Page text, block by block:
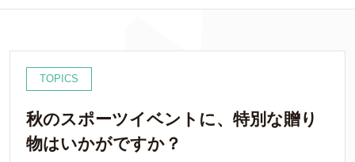
TOPICS
秋のスポーツイベントに、特別な贈り
物はいかがですか？